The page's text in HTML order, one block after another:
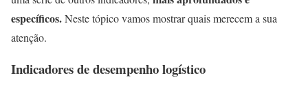
específicos.Neste tópico vamos mostrar quais merecem a sua
atenção.
Indicadores de desempenho logístico